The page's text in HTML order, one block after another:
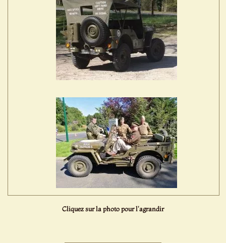
Cliquez sur la photo pour l'agrandir